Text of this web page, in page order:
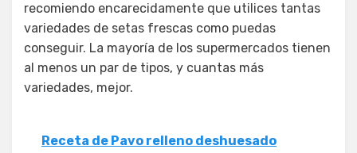
recomiendo encarecidamente que utilices tantas
variedades de setas frescas como puedas
conseguir. La mayoría de los supermercados tienen
al menos un par de tipos, y cuantas más
variedades, mejor.
Receta de Pavo relleno deshuesado